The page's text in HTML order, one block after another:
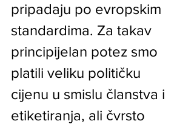
pripadaju po evropskim
standardima. Za takav
principijelan potez smo
platili veliku političku
cijenu u smislu članstva i
etiketiranja, ali čvrsto